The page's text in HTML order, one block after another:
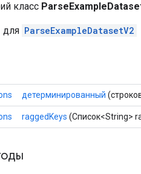
класс
для ParseExampleDatasetV2
детерминированный
raggedKeys (Список<String>